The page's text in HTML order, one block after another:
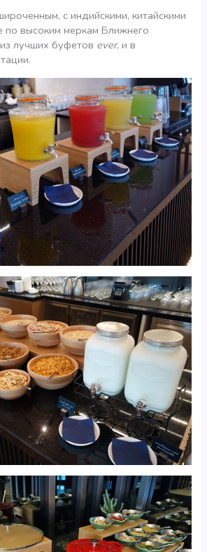
с индийскими, китайскими
высоким меркам Ближнего
лучших буфетов ever, и в